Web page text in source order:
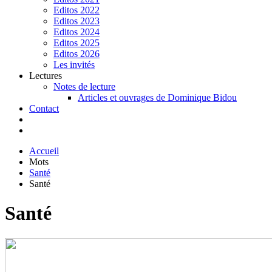
Editos 2022
Editos 2023
Editos 2024
Editos 2025
Editos 2026
Les invités
Lectures
Notes de lecture
Articles et ouvrages de Dominique Bidou
Contact
Accueil
Mots
Santé
Santé
Santé